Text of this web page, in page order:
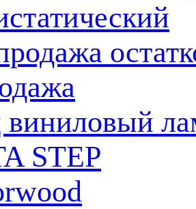
виниловый
STEP